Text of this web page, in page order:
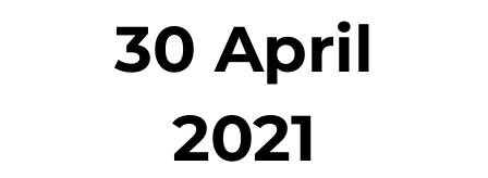
30 April
2021